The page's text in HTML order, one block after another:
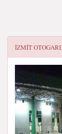
İZMIT OTOGARI